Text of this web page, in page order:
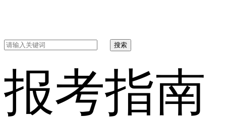
搜索
报考指南